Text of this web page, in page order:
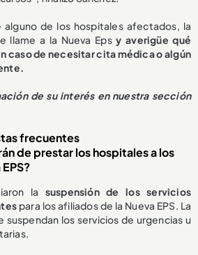
alguno de los hospitales afectados, la
llame a la Nueva Epsy averigüe qué
caso de necesitar cita médica o algún
de su interés en nuestra sección
frecuentes
de prestar los hospitales a los
la suspensión de los servicios
para los afiliados de la Nueva EPS. La
suspendan los servicios de urgencias u